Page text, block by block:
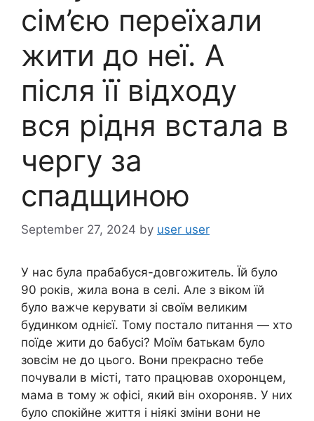
сім’єю переїхали
жити до неї. А
після її відходу
вся рідня встала в
чергу за
спадщиною
September 27, 2024 by user user
У нас була прабабуся-довгожитель. Їй було
90 років, жила вона в селі. Але з віком їй
було важче керувати зі своїм великим
будинком однієї. Тому постало питання — хто
поїде жити до бабусі? Моїм батькам було
зовсім не до цього. Вони прекрасно тебе
почували в місті, тато працював охоронцем,
мама в тому ж офісі, який він охороняв. У них
було спокійне життя і ніякі зміни вони не